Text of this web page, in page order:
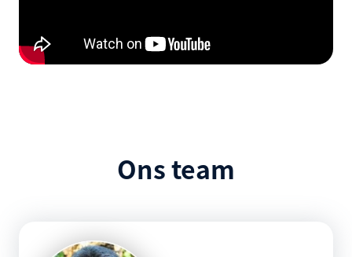
Ons team